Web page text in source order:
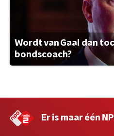
Wordt van Gaal dan
bondscoach?
Er is maar één